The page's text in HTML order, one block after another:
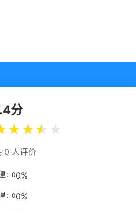
分
★★★ ★
0 人评价
：00%
：00%